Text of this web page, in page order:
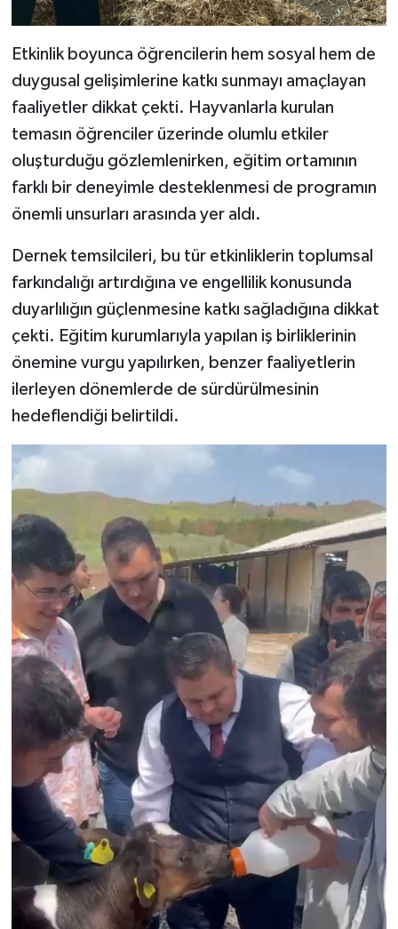
Etkinlik boyunca öğrencilerin hem sosyal hem de
duygusal gelişimlerine katkı sunmayı amaçlayan
faaliyetler dikkat çekti. Hayvanlarla kurulan
temasın öğrenciler üzerinde olumlu etkiler
oluşturduğu gözlemlenirken, eğitim ortamının
farklı bir deneyimle desteklenmesi de programın
önemli unsurları arasında yer aldı.
Dernek temsilcileri, bu tür etkinliklerin toplumsal
farkındalığı artırdığına ve engellilik konusunda
duyarlılığın güçlenmesine katkı sağladığına dikkat
çekti. Eğitim kurumlarıyla yapılan iş birliklerinin
önemine vurgu yapılırken, benzer faaliyetlerin
ilerleyen dönemlerde de sürdürülmesinin
hedeflendiği belirtildi.